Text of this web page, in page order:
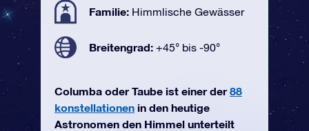
Familie: Himmlische Gewässer
Breitengrad: +45° bis -90°
Columba oder Taube ist einer der88
konstellationen in den heutige
Astronomen den Himmel unterteilt